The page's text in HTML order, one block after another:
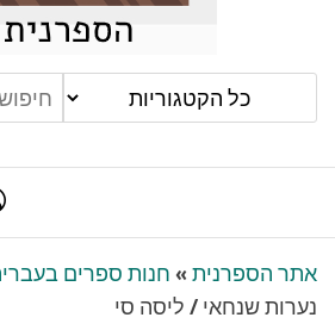
הספרנית
אתר הספרנית » חנות ספרים
נערות שנחאי / ליסה סי